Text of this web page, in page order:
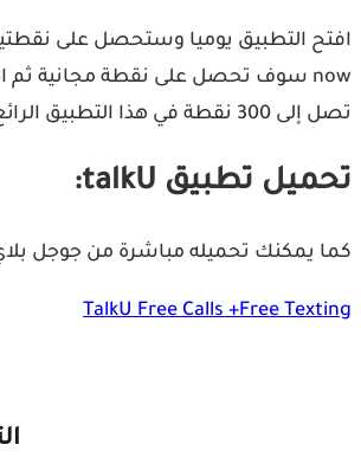
تصل إلى 300 نقطة في هذا التطبيق الرائع.
تحميل تطبيق talkU:
كما يمكنك تحميله مباشرة من جوجل
TalkU Free Calls +Free Texting